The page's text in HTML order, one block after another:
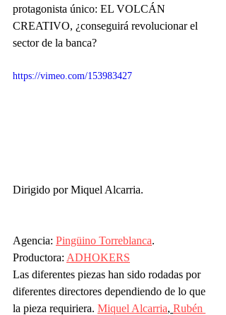
protagonista único: EL VOLCÁN
CREATIVO, ¿conseguirá revolucionar el
sector de la banca?
https://vimeo.com/153983427
Dirigido por Miquel Alcarria.
Agencia: Pingüino Torreblanca.
Productora: ADHOKERS
Las diferentes piezas han sido rodadas por
diferentes directores dependiendo de lo que
la pieza requiriera. Miquel Alcarria, Rubén